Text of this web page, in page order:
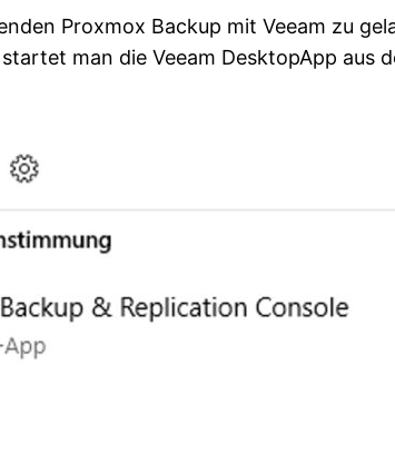
Proxmox Backup mit Veeam zu
man die Veeam DesktopApp aus